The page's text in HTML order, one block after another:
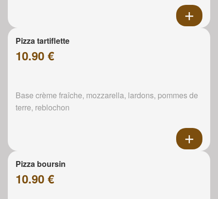
Pizza tartiflette
10.90 €
Base crème fraîche, mozzarella, lardons, pommes de
terre, reblochon
Pizza boursin
10.90 €